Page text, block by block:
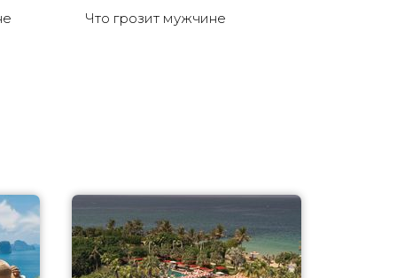
Что грозит мужчине